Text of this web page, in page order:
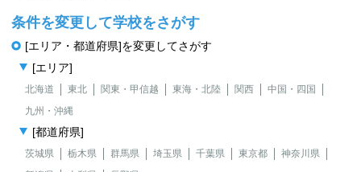
条件を変更して学校をさがす
[エリア・都道府県]を変更してさがす
[エリア]
北海道 東北 関東・甲信越 東海・北陸 関西
中国・四国
九州・沖縄
[都道府県]
茨城県 栃木県 群馬県 埼玉県 千葉県 東京都
神奈川県